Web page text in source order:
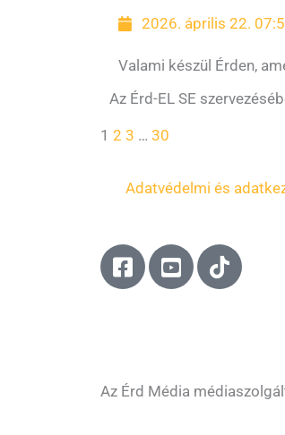
2026. április 22.
Valami készül Érden,
Az Érd-EL SE
1 2 3 … 30
Adatvédelmi és
F
a
o
Y
o
e
T
i
Az Érd Média